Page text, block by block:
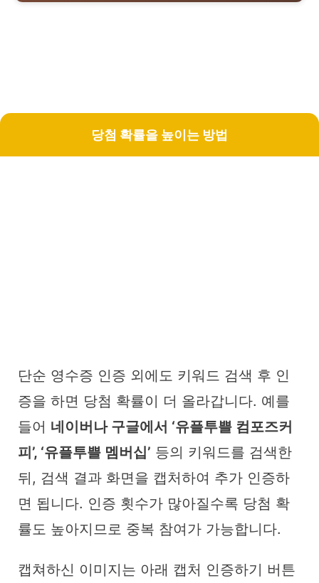
당첨 확률을 높이는 방법
단순 영수증 인증 외에도 키워드 검색 후 인
증을 하면 당첨 확률이 더 올라갑니다. 예를
들어 네이버나 구글에서 ‘유플투쁠 컴포즈커
피’, ‘유플투쁠 멤버십’ 등의 키워드를 검색한
뒤, 검색 결과 화면을 캡처하여 추가 인증하
면 됩니다. 인증 횟수가 많아질수록 당첨 확
률도 높아지므로 중복 참여가 가능합니다.
캡쳐하신 이미지는 아래 캡처 인증하기 버튼